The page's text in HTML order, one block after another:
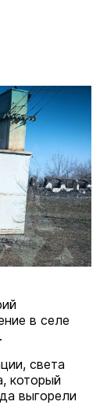
в селе
света
который
выгорели